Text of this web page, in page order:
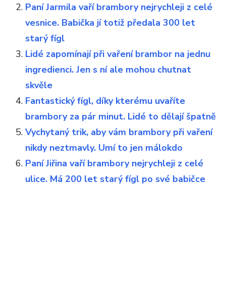
Paní Jarmila vaří brambory nejrychleji z celé
vesnice. Babička jí totiž předala 300 let
starý fígl
Lidé zapomínají při vaření brambor na jednu
ingredienci. Jen s ní ale mohou chutnat
skvěle
Fantastický fígl, díky kterému uvaříte
brambory za pár minut. Lidé to dělají špatně
Vychytaný trik, aby vám brambory při vaření
nikdy neztmavly. Umí to jen málokdo
Paní Jiřina vaří brambory nejrychleji z celé
ulice. Má 200 let starý fígl po své babičce